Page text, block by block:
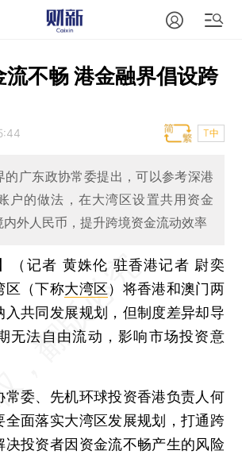
流不畅 港金融界倡设跨
T中
的广东政协常委提出，可以参考深港
户的做法，在大湾区设置共用资金
外人民币，提升跨境资金流动效率
（记者 黄姝伦 驻香港记者 尉奕
区（下称大湾区）将香港和澳门两
入共同发展规划，但制度差异却导
无法自由流动，影响市场投资意
委、先机环球投资香港负责人何
全面落实大湾区发展规划，打通跨
决投资者因资金流不畅产生的风险